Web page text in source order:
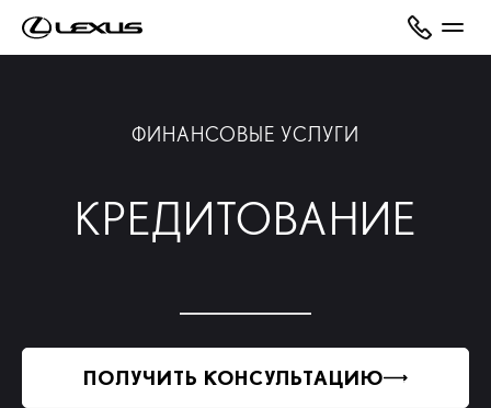
ФИНАНСОВЫЕ УСЛУГИ
КРЕДИТОВАНИЕ
ПОЛУЧИТЬ КОНСУЛЬТАЦИЮ